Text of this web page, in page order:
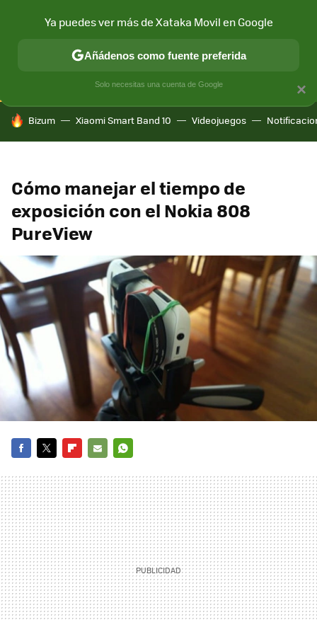
CONECTIVIDAD MÓVIL Y SOCIEDAD APLICACIONES
HOY SE HABLA DE
Bizum Xiaomi Smart Band 10 Videojuegos
Cómo manejar el tiempo de
exposición con el Nokia 808
PureView
MAIL
×
Ya puedes ver más de Xataka Movil en Google
Añádenos como fuente preferida
Solo necesitas una cuenta de Google